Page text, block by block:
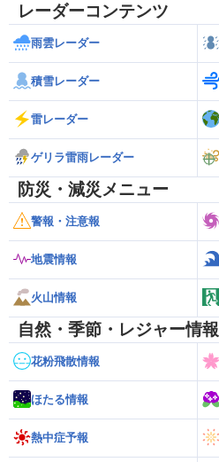
レーダーコンテンツ
雨雲レーダー
積雪レーダー
雷レーダー
ゲリラ雷雨レーダー
防災・減災メニュー
警報・注意報
地震情報
火山情報
自然・季節・レジャー情報
花粉飛散情報
ほたる情報
熱中症予報